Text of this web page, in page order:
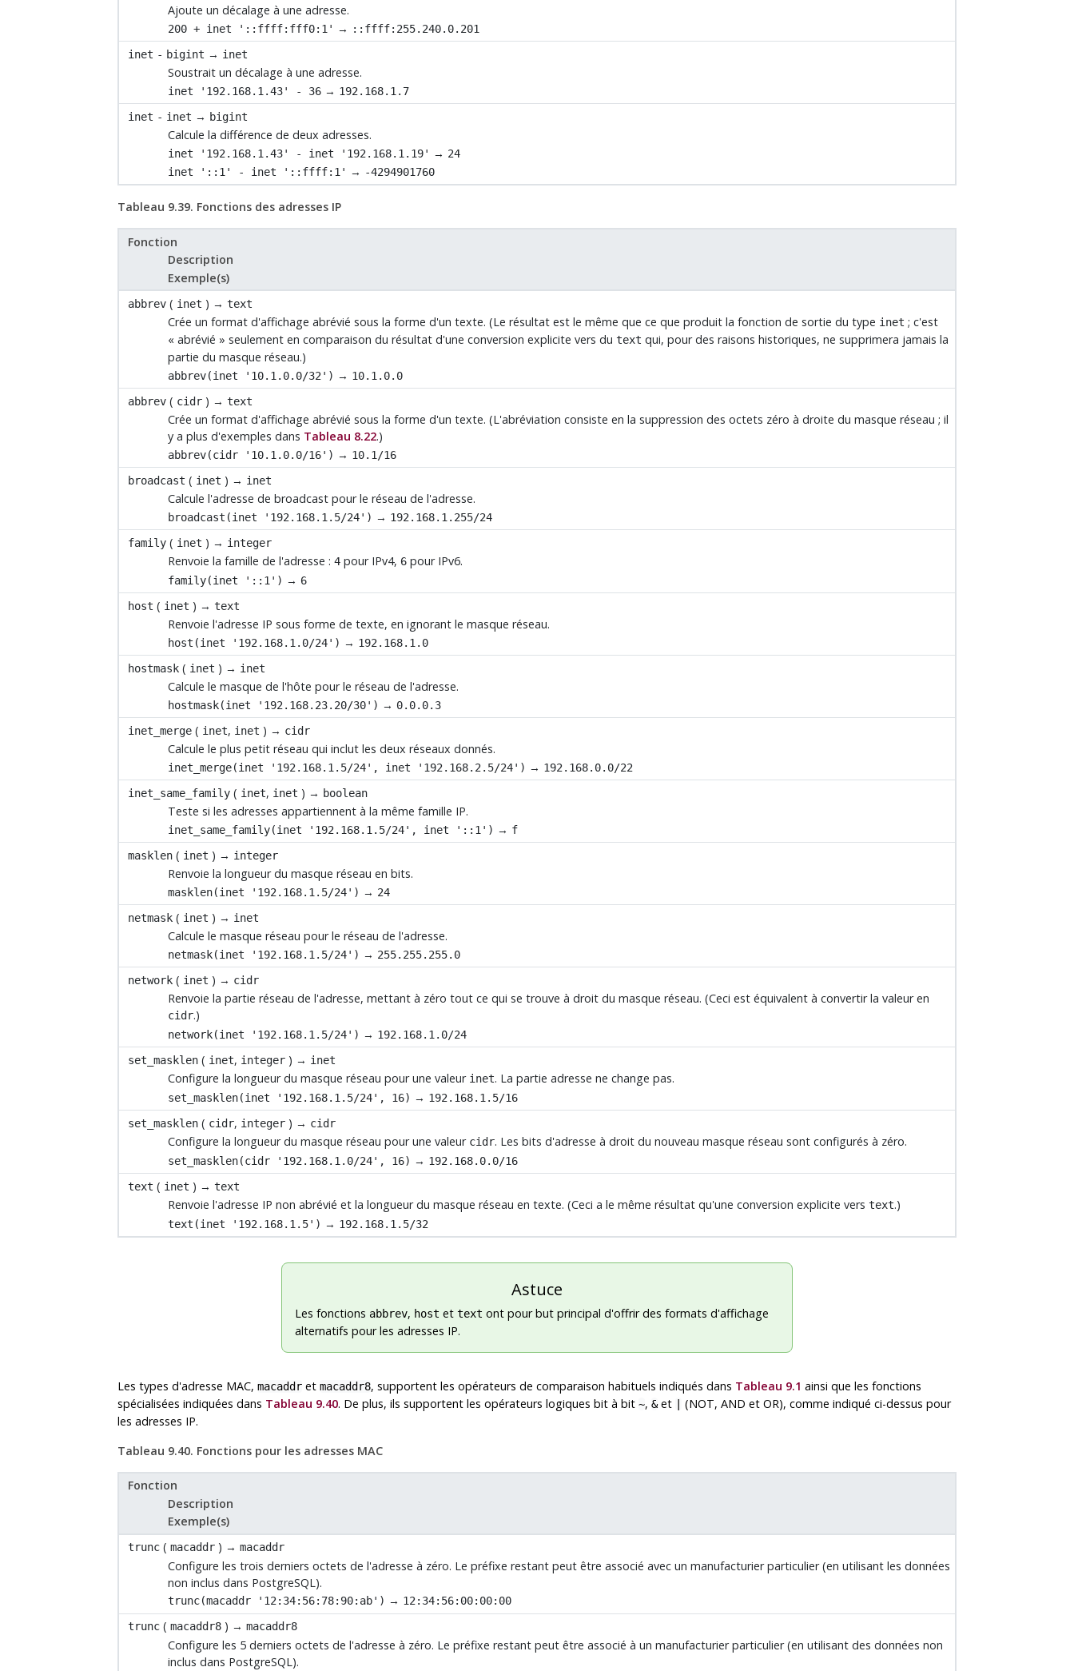
Ajoute un décalage à une adresse.
200 + inet '::ffff:fff0:1' → ::ffff:255.240.0.201
inet - bigint → inet
Soustrait un décalage à une adresse.
inet '192.168.1.43' - 36 → 192.168.1.7
inet - inet → bigint
Calcule la différence de deux adresses.
inet '192.168.1.43' - inet '192.168.1.19' → 24
inet '::1' - inet '::ffff:1' → -4294901760
Tableau 9.39. Fonctions des adresses IP
Fonction
Description
Exemple(s)
abbrev ( inet ) →text
Crée un format d'affichage abrévié sous la forme d'un texte. (Le résultat est le même que ce que produit la fonction de sortie du type inet ; c'est
«abrévié » seulement en comparaison du résultat d'une conversion explicite vers dutext qui, pour des raisons historiques, ne supprimera jamais la
partie du masque réseau.)
abbrev(inet '10.1.0.0/32') → 10.1.0.0
abbrev ( cidr ) →text
Crée un format d'affichage abrévié sous la forme d'un texte. (L'abréviation consiste en la suppression des octets zéro à droite du masque réseau ; il
y a plus d'exemples dans Tableau 8.22.)
abbrev(cidr '10.1.0.0/16') → 10.1/16
broadcast ( inet ) → inet
Calcule l'adresse de broadcast pour le réseau de l'adresse.
broadcast(inet '192.168.1.5/24') → 192.168.1.255/24
family ( inet ) → integer
Renvoie la famille de l'adresse :4 pour IPv4, 6 pour IPv6.
family(inet '::1') → 6
host ( inet ) →text
Renvoie l'adresse IP sous forme de texte, en ignorant le masque réseau.
host(inet '192.168.1.0/24') → 192.168.1.0
hostmask ( inet ) → inet
Calcule le masque de l'hôte pour le réseau de l'adresse.
hostmask(inet '192.168.23.20/30') → 0.0.0.3
inet_merge ( inet, inet ) → cidr
Calcule le plus petit réseau qui inclut les deux réseaux donnés.
inet_merge(inet '192.168.1.5/24', inet '192.168.2.5/24') → 192.168.0.0/22
inet_same_family ( inet, inet ) → boolean
Teste si les adresses appartiennent à la même famille IP.
inet_same_family(inet '192.168.1.5/24', inet '::1') → f
masklen ( inet ) → integer
Renvoie la longueur du masque réseau en bits.
masklen(inet '192.168.1.5/24') → 24
netmask ( inet ) → inet
Calcule le masque réseau pour le réseau de l'adresse.
netmask(inet '192.168.1.5/24') → 255.255.255.0
network ( inet ) → cidr
Renvoie la partie réseau de l'adresse, mettant à zéro tout ce qui se trouve à droit du masque réseau. (Ceci est équivalent à convertir la valeur en
cidr.)
network(inet '192.168.1.5/24') → 192.168.1.0/24
set_masklen ( inet, integer ) → inet
Configure la longueur du masque réseau pour une valeur inet. La partie adresse ne change pas.
set_masklen(inet '192.168.1.5/24', 16) → 192.168.1.5/16
set_masklen ( cidr, integer ) → cidr
Configure la longueur du masque réseau pour une valeur cidr. Les bits d'adresse à droit du nouveau masque réseau sont configurés à zéro.
set_masklen(cidr '192.168.1.0/24', 16) → 192.168.0.0/16
text ( inet ) →text
Renvoie l'adresse IP non abrévié et la longueur du masque réseau en texte. (Ceci a le même résultat qu'une conversion explicite verstext.)
text(inet '192.168.1.5') → 192.168.1.5/32
Astuce
Les fonctions abbrev, host et text ont pour but principal d'offrir des formats d'affichage
alternatifs pour les adresses IP.
Les types d'adresse MAC, macaddr et macaddr8, supportent les opérateurs de comparaison habituels indiqués dans Tableau 9.1 ainsi que les fonctions
spécialisées indiquées dans Tableau 9.40. De plus, ils supportent les opérateurs logiques bit à bit ~, &et
(NOT, AND et OR), comme indiqué ci-dessus pour
les adresses IP.
Tableau 9.40. Fonctions pour les adresses MAC
Fonction
Description
Exemple(s)
trunc (macaddr ) →macaddr
Configure les trois derniers octets de l'adresse à zéro. Le préfixe restant peut être associé avec un manufacturier particulier (en utilisant les données
non inclus dans PostgreSQL ).
trunc(macaddr '12:34:56:78:90:ab') → 12:34:56:00:00:00
trunc (macaddr8 ) →macaddr8
Configure les 5 derniers octets de l'adresse à zéro. Le préfixe restant peut être associé à un manufacturier particulier (en utilisant des données non
inclus dans PostgreSQL ).